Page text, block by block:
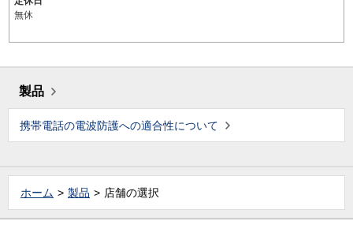
無休
製品
携帯電話の電波防護への適合性について
ホーム 製品 店舗の選択